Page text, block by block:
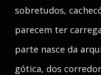
sobretudos,
parecem ter
parte nasce da
gótica, dos